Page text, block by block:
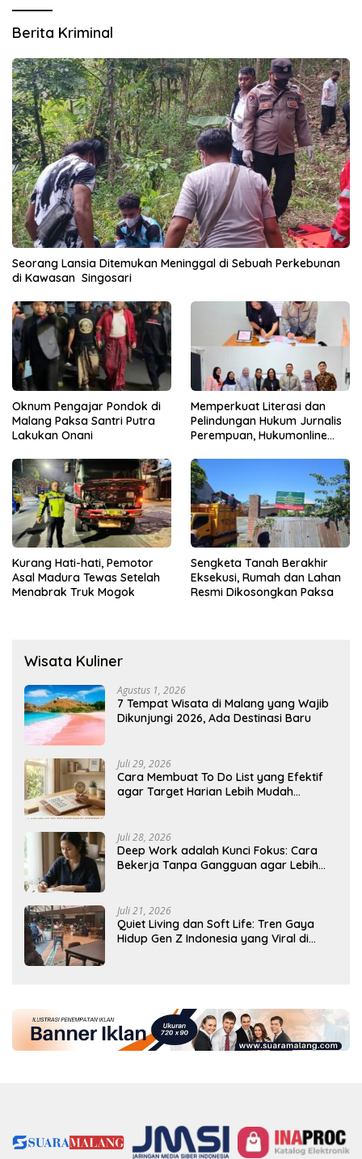
Berita Kriminal
Seorang Lansia Ditemukan Meninggal di Sebuah Perkebunan
di Kawasan Singosari
Oknum Pengajar Pondok di
Malang Paksa Santri Putra
Lakukan Onani
Memperkuat Literasi dan
Pelindungan Hukum Jurnalis
Perempuan, Hukumonline
Gratis
Kurang Hati-hati, Pemotor
Asal Madura Tewas Setelah
Menabrak Truk Mogok
Sengketa Tanah Berakhir
Eksekusi, Rumah dan Lahan
Resmi Dikosongkan Paksa
Wisata Kuliner
Agustus 1, 2026
7 Tempat Wisata di Malang yang Wajib
Dikunjungi 2026, Ada Destinasi Baru
Juli 29, 2026
Cara Membuat To Do List yang Efektif
agar Target Harian Lebih Mudah
Juli 28, 2026
Deep Work adalah Kunci Fokus: Cara
Bekerja Tanpa Gangguan agar Lebih
Juli 21, 2026
Quiet Living dan Soft Life: Tren Gaya
Hidup Gen Z Indonesia yang Viral di